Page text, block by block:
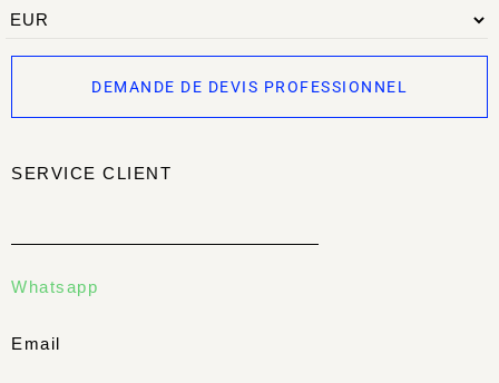
DEMANDE DE DEVIS PROFESSIONNEL
SERVICE CLIENT
Whatsapp
Email